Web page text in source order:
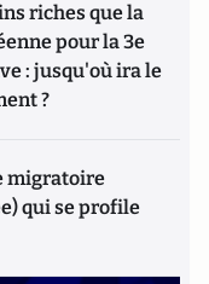
riches que la
pour la 3e
: jusqu'où ira le
?
migratoire
qui se profile